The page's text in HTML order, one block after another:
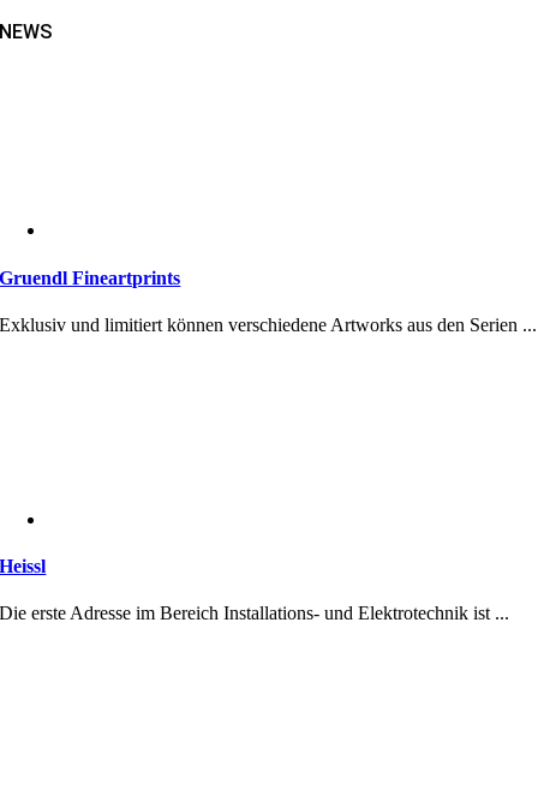
NEWS
Gruendl Fineartprints
Exklusiv und limitiert können verschiedene Artworks aus den Serien ...
Heissl
Die erste Adresse im Bereich Installations- und Elektrotechnik ist ...